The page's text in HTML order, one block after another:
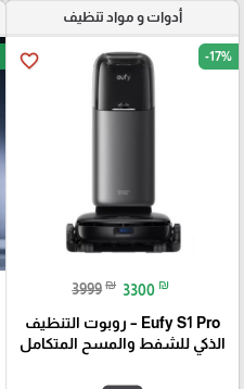
أدوات و مواد تنظيف
favorite_border -17%
3999 ₪ 3300 ₪
Eufy S1 Pro – روبوت التنظيف
الذكي للشفط والمسح المتكامل